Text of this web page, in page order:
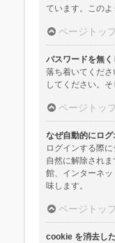
ています。この
ページトッ
パスワードを無く
落ち着いてくだ
してください。
ページトッ
なぜ自動的にロ
ログインする際
自然に解除され
館、インターネ
味します。
ページトッ
cookie を消去し